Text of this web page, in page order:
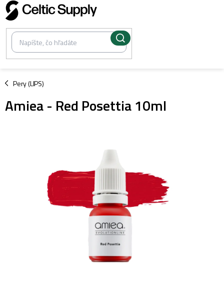
Prejsť
na
obsah
Pery (LIPS)
/
Amiea - Red Posettia 10ml